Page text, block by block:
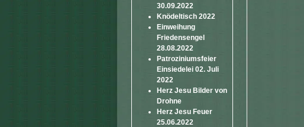
30.09.2022
Knödeltisch 2022
Einweihung
Friedensengel
28.08.2022
Patroziniumsfeier
Einsiedelei 02. Juli
2022
Herz Jesu Bilder von
Drohne
Herz Jesu Feuer
25.06.2022